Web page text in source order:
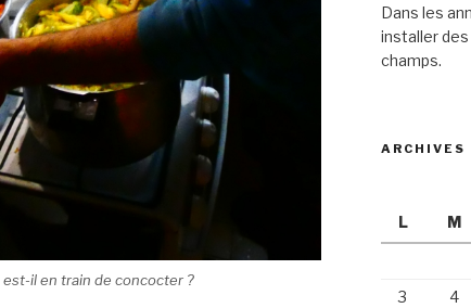
il en train de concocter ?
Dans les
installer des
champs.
ARCHIVES
L
M
3
4